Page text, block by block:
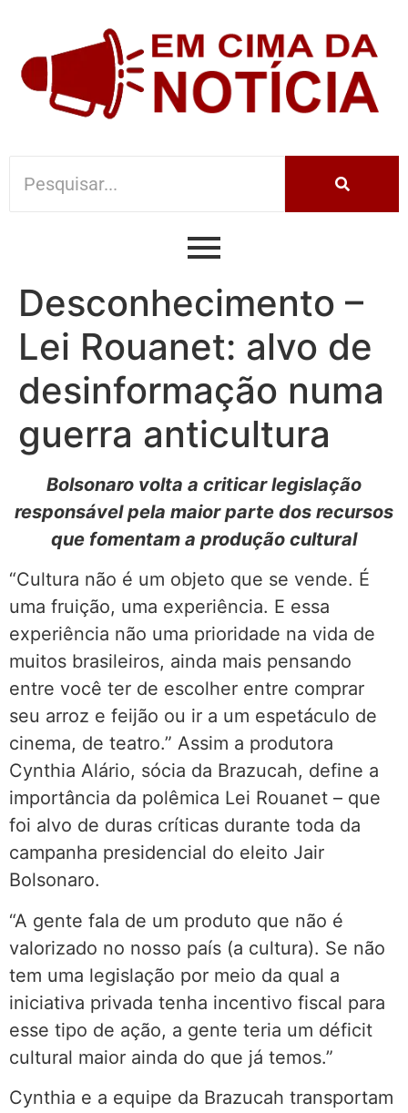
Desconhecimento –
Lei Rouanet: alvo de
desinformação numa
guerra anticultura
Bolsonaro volta a criticar legislação
responsável pela maior parte dos recursos
que fomentam a produção cultural
“Cultura não é um objeto que se vende. É
uma fruição, uma experiência. E essa
experiência não uma prioridade na vida de
muitos brasileiros, ainda mais pensando
entre você ter de escolher entre comprar
seu arroz e feijão ou ir a um espetáculo de
cinema, de teatro.” Assim a produtora
Cynthia Alário, sócia da Brazucah, define a
importância da polêmica Lei Rouanet – que
foi alvo de duras críticas durante toda da
campanha presidencial do eleito Jair
Bolsonaro.
“A gente fala de um produto que não é
valorizado no nosso país (a cultura). Se não
tem uma legislação por meio da qual a
iniciativa privada tenha incentivo fiscal para
esse tipo de ação, a gente teria um déficit
cultural maior ainda do que já temos.”
Cynthia e a equipe da Brazucah transportam